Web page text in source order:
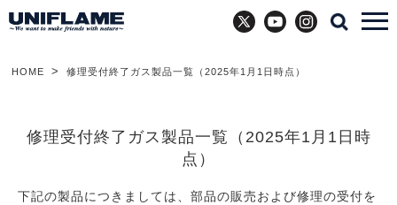
X YouTubeInstagram
HOME 修理受付終了ガス製品一覧（2025年1月1日時点）
修理受付終了ガス製品一覧（2025年1月1日時
点）
下記の製品につきましては、部品の販売および修理の受付を